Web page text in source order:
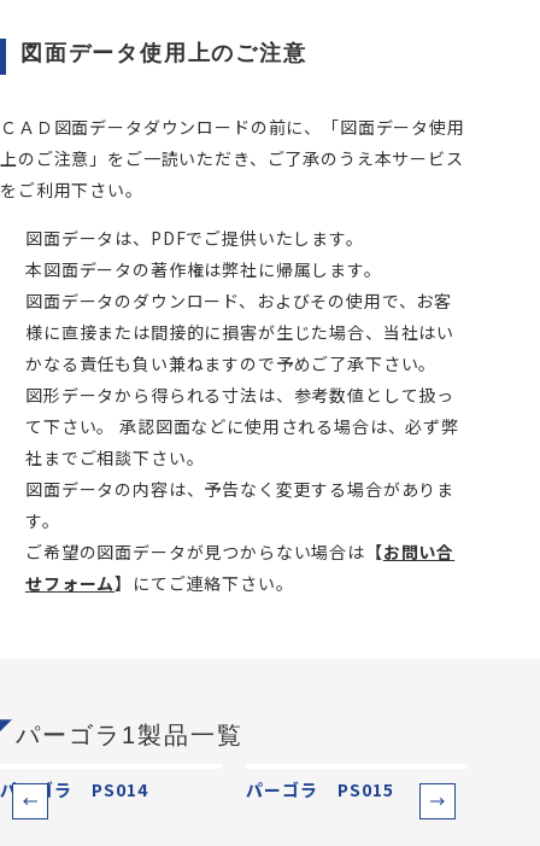
図面データ使用上のご注意
ＣＡＤ図面データダウンロードの前に、「図面データ使用
上のご注意」をご一読いただき、ご了承のうえ本サービス
をご利用下さい。
図面データは、PDFでご提供いたします。
本図面データの著作権は弊社に帰属します。
図面データのダウンロード、およびその使用で、お客
様に直接または間接的に損害が生じた場合、当社はい
かなる責任も負い兼ねますので予めご了承下さい。
図形データから得られる寸法は、参考数値として扱っ
て下さい。 承認図面などに使用される場合は、必ず弊
社までご相談下さい。
図面データの内容は、予告なく変更する場合がありま
す。
ご希望の図面データが見つからない場合は 【お問い合
せフォーム】 にてご連絡下さい。
パーゴラ1製品一覧
パーゴラ PS014 パーゴラ PS015